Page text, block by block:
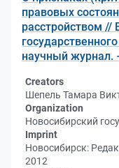
правовых
расстройством //
научный журнал.
Creators
Шепель Тамара
Organization
Новосибирский
Imprint
Новосибирск:
2012